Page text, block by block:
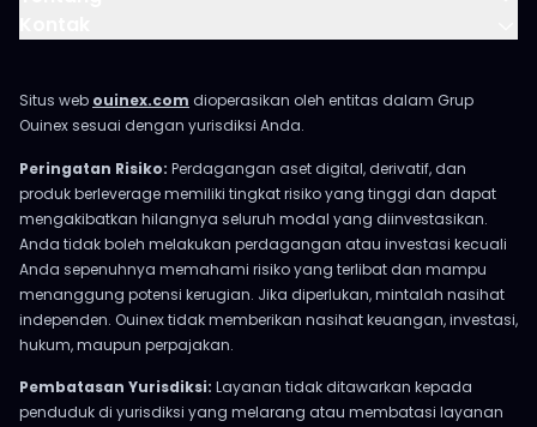
Situs web ouinex.com dioperasikan oleh entitas dalam Grup
Ouinex sesuai dengan yurisdiksi Anda.
Peringatan Risiko: Perdagangan aset digital, derivatif, dan
produk berleverage memiliki tingkat risiko yang tinggi dan dapat
mengakibatkan hilangnya seluruh modal yang diinvestasikan.
Anda tidak boleh melakukan perdagangan atau investasi kecuali
Anda sepenuhnya memahami risiko yang terlibat dan mampu
menanggung potensi kerugian. Jika diperlukan, mintalah nasihat
independen. Ouinex tidak memberikan nasihat keuangan, investasi,
hukum, maupun perpajakan.
Pembatasan Yurisdiksi: Layanan tidak ditawarkan kepada
penduduk di yurisdiksi yang melarang atau membatasi layanan